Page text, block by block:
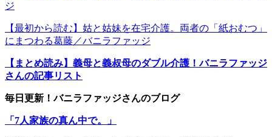
ジ
【最初から読む】姑と姑妹を在宅介護。両者の「紙おむつ」
にまつわる葛藤／バニラファッジ
【まとめ読み】義母と義叔母のダブル介護！バニラファッジ
さんの記事リスト
毎日更新！バニラファッジさんのブログ
「7人家族の真ん中で。」